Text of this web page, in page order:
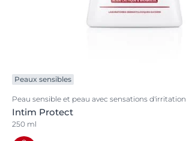
Peaux sensibles
Peau sensible et peau avec sensations d'irritation
Intim Protect
250 ml